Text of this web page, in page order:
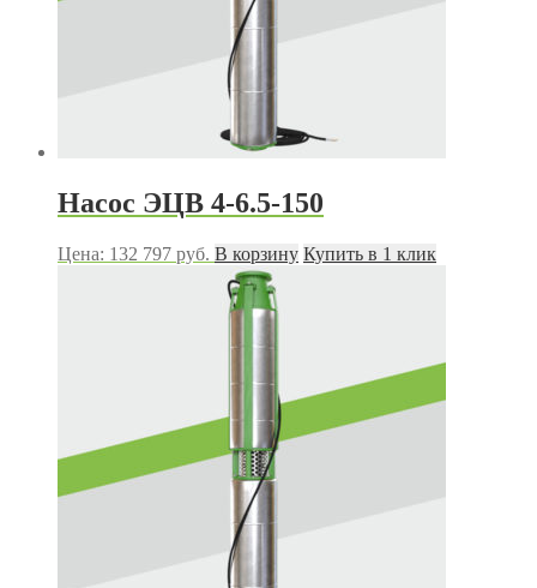
Насос ЭЦВ 4-6.5-150
Цена: 132 797 руб. В корзину Купить в 1 клик